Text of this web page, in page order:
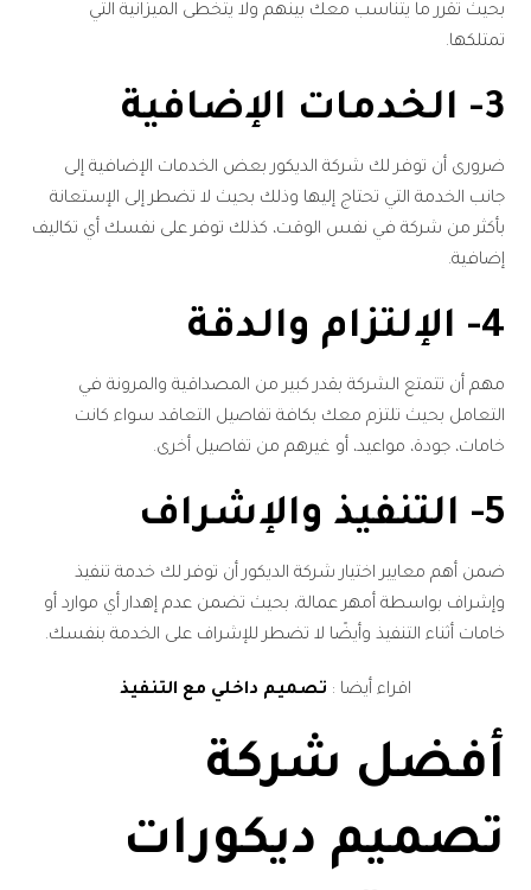
بحيث تقرر ما يتناسب معك بينهم ولا يتخطى الميزانية التي
تمتلكها.
3- الخدمات الإضافية
ضرورى أن توفر لك شركة الديكور بعض الخدمات الإضافية إلى
جانب الخدمة التي تحتاج إليها وذلك بحيث لا تضطر إلى الإستعانة
بأكثر من شركة في نفس الوقت، كذلك توفر على نفسك أي تكاليف
إضافية.
4- الإلتزام والدقة
مهم أن تتمتع الشركة بقدر كبير من المصداقية والمرونة في
التعامل بحيث تلتزم معك بكافة تفاصيل التعاقد سواء كانت
خامات، جودة، مواعيد، أو غيرهم من تفاصيل أخرى.
5- التنفيذ والإشراف
ضمن أهم معايير اختيار شركة الديكور أن توفر لك خدمة تنفيذ
وإشراف بواسطة أمهر عمالة، بحيث تضمن عدم إهدار أي موارد أو
خامات أثناء التنفيذ وأيضًا لا تضطر للإشراف على الخدمة بنفسك.
اقراء أيضا : تصميم داخلي مع التنفيذ
أفضل شركة
تصميم ديكورات